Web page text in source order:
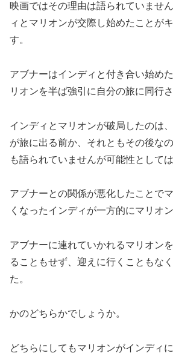
映画ではその理由は語られていませ
ィとマリオンが交際し始めたことが
す。
アブナーはインディと付き合い始め
リオンを半ば強引に自分の旅に同行さ
インディとマリオンが破局したのは
が旅に出る前か、それともその後な
も語られていませんが可能性としては
アブナーとの関係が悪化したことで
くなったインディが一方的にマリオ
アブナーに連れていかれるマリオン
ることもせず、迎えに行くこともな
た。
かのどちらかでしょうか。
どちらにしてもマリオンがインディ